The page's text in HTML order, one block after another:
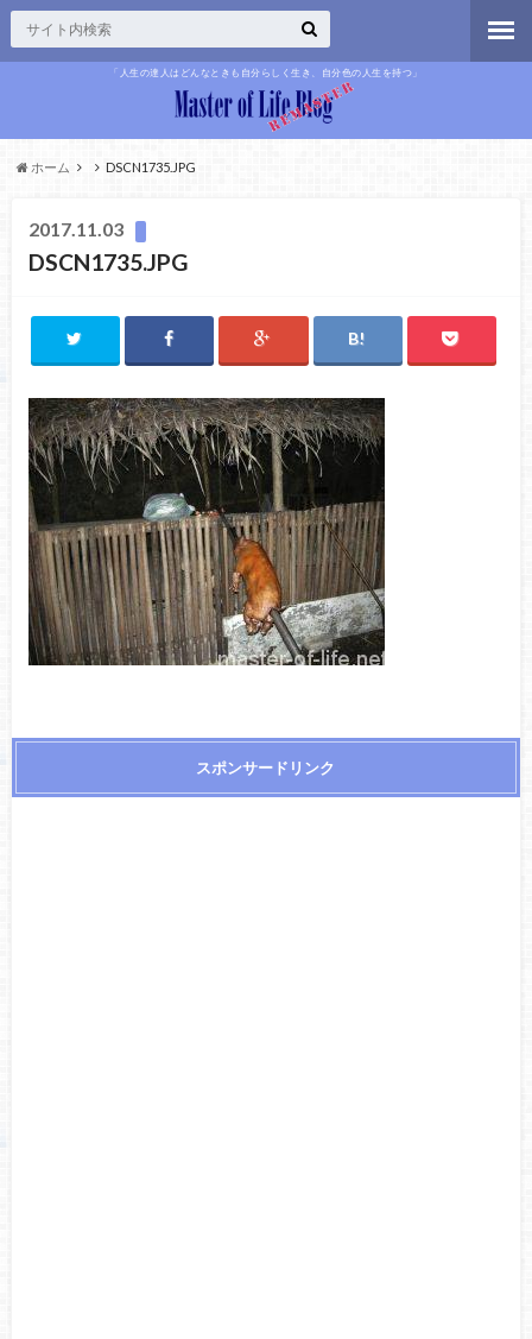
「人生の達人はどんなときも自分らしく生き、自分色の人生を持つ」
ホーム DSCN1735.JPG
2017.11.03
DSCN1735.JPG
スポンサードリンク